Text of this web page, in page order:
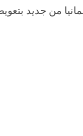
من جديد